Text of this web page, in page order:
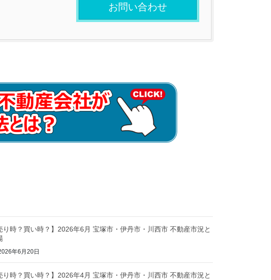
お問い合わせ
り時？買い時？】2026年6月 宝塚市・伊丹市・川西市 不動産市況と
年6月20日
り時？買い時？】2026年4月 宝塚市・伊丹市・川西市 不動産市況と